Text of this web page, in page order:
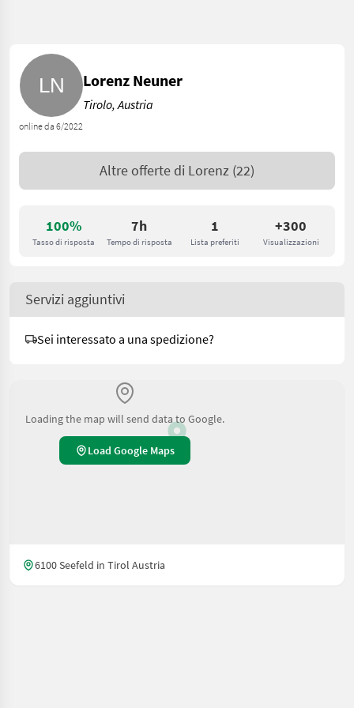
100%
Tasso di risposta
7h
Tempo di risposta
1
Lista preferiti
+300
Visualizzazioni
online da 6/2022
Lorenz Neuner
Tirolo, Austria
Altre offerte di Lorenz (22)
Servizi aggiuntivi
Sei interessato a una spedizione?
Loading the map will send data to Google.
Load Google Maps
6100 Seefeld in Tirol Austria